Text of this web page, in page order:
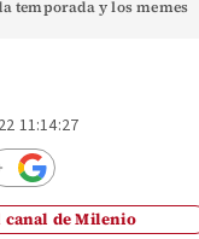
temporada y los memes
11:14:27
canal de Milenio